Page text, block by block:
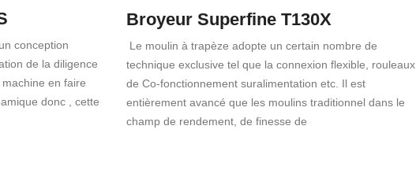
conception
de la diligence
en faire
donc , cette
Broyeur Superfine T130X
Le moulin à trapèze adopte un certain nombre de
technique exclusive tel que la connexion flexible, rouleaux
de Co-fonctionnement suralimentation etc. Il est
entièrement avancé que les moulins traditionnel dans le
champ de rendement, de finesse de